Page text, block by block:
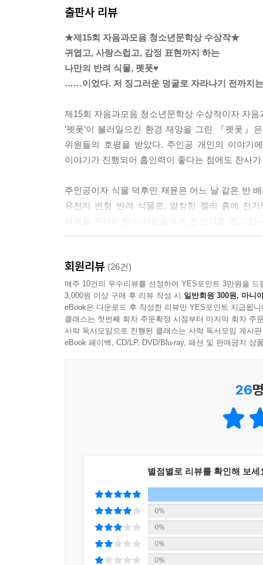
--- p.33
재윤은 고추, 가지, 상추, 바질이 자라고 있는 스티
“이거…… 다 버릴까?”
민하와 홍래 사이에 짧은 침묵이 흘렀다. 재윤 입
“너 정말 괜찮겠어? 여태껏 정성껏 키운 거잖아.”
“안타깝지만 어쩔 수 없지……. 우선순위가 있으니
초조했던 재윤은 홍래, 민하와 함께 자신이 한 달
구석에 대충 쌓아 놨다.
--- p.72~73
송전탑 앞 공터에는 이미 다른 사람들이 버려 놓
“그 이상한 식물이 여기에도 있네?”
“별거 아닌가 봐. 어서 버리고 가자.”
--- p.85
“열네 살이라고? 어휴, 어떡해. 어린애가…….”
재윤은 휴대폰 잠금을 풀고 문자를 확인했다.
163cm, 79kg, 커버낫 티셔츠, 반바지, 크록스 신발.
‘어떻게든 민하를 구해야 해……. 더 늦기 전에.’
블랙홀처럼 어두운 히드노라의 입안, 히드노라에
명했다. 모두 자신의 잘못처럼 느껴졌다. 그때 펫
재윤은 옥상 난간을 두 손으로 꽉 움켜잡았다.
--- p.169
출판사 리뷰
★제15회 자음과모음 청소년문학상 수상작★
귀엽고, 사랑스럽고, 감정 표현까지 하는
나만의 반려 식물, 펫폿♥
……이었다. 저 징그러운 덩굴로 자라나기 전까지
제15회 자음과모음 청소년문학상 수상작이자 자
‘펫폿’이 불러일으킨 환경 재앙을 그린 『펫폿
위원들의 호평을 받았다. 주인공 개인의 이야기
이야기가 진행되어 흡인력이 좋다는 점에도 찬사
주인공이자 식물 덕후인 재윤은 어느 날 같은 반
유전자 변형 반려 식물로, 말캉한 젤리 흙에 전
애지중지하며 키우지만, 며칠 지나지 않아 잠깐 방
크플로의 가격은 무려 최소 300만 원. 발등에 불
수많은 펫폿을 키운다. 그 과정에서 처음에는 식
죄책감도 느끼지 않게 된다. 그렇게 아이들에게
민하와 홍래 사이에 짧은 침묵이 흘렀다. 재윤 입
펫폿이라며 큰 문제가 아니라고 여겼으나, 펫폿
불안감을 느낀다.
그 후 재윤은 자신이 키우는 모든 펫폿이 갑자기
다독이며 갑자기 자라난 분홍색 식물이 무엇
이야기를 듣는다. 때마침 또 문자가 오는데, 이번
회원리뷰 (26건)
매주 10건의 우수리뷰를 선정하여 YES포인트 3만원을 드
3,000원 이상 구매 후 리뷰 작성 시 일반회원 300원, 마니
eBook은 다운로드 후 작성한 리뷰만 YES포인트 지급됩니
클래스는 첫번째 회차 주문확정 시점부터 마지막 회차 주
사락 독서모임으로 진행된 클래스는 사락 독서모임 게시
eBook 페이백, CD/LP, DVD/Blu-ray, 패션 및 판매금지 상
26
별점별로 리뷰를 확인해 보세
0%
0%
0%
0%